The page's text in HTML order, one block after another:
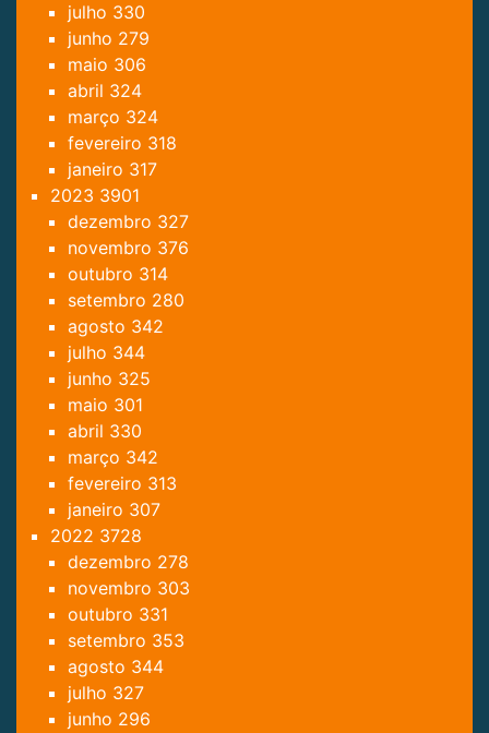
julho 330
junho 279
maio 306
abril 324
março 324
fevereiro 318
janeiro 317
2023 3901
dezembro 327
novembro 376
outubro 314
setembro 280
agosto 342
julho 344
junho 325
maio 301
abril 330
março 342
fevereiro 313
janeiro 307
2022 3728
dezembro 278
novembro 303
outubro 331
setembro 353
agosto 344
julho 327
junho 296